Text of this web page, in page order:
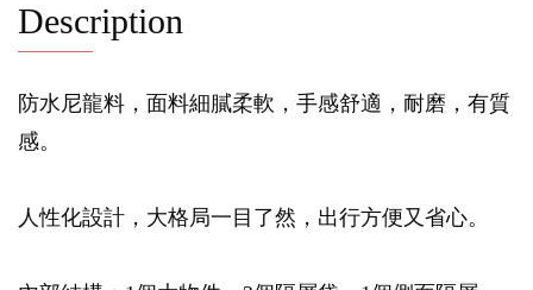
Description
防水尼龍料，面料細膩柔軟，手感舒適，耐磨，有質
感。
人性化設計，大格局一目了然，出行方便又省心。